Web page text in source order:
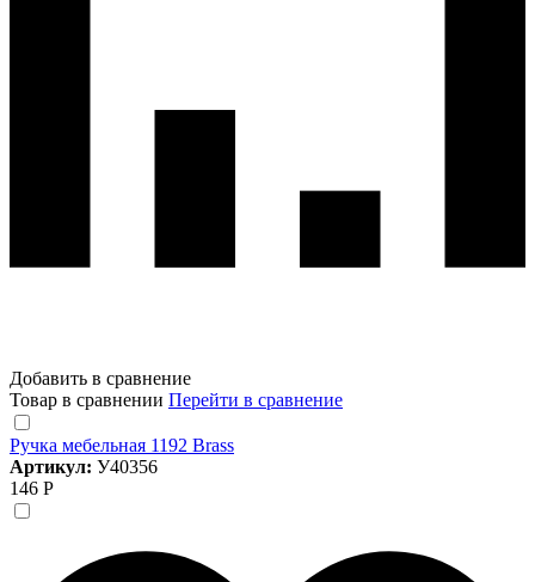
Добавить в сравнение
Товар в сравнении Перейти в сравнение
Ручка мебельная 1192 Brass
Артикул: У40356
146 Р